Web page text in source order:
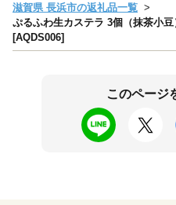
滋賀県 長浜市の返礼品一覧
ぷるふわ生カステラ 3個（抹茶小
[AQDS006]
このページ